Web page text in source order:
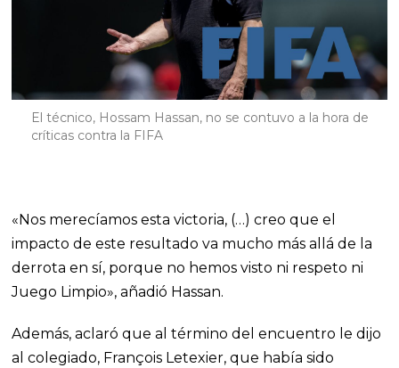
El técnico, Hossam Hassan, no se contuvo a la hora de
críticas contra la FIFA
«Nos merecíamos esta victoria, (…) creo que el
impacto de este resultado va mucho más allá de la
derrota en sí, porque no hemos visto ni respeto ni
Juego Limpio», añadió Hassan.
Además, aclaró que al término del encuentro le dijo
al colegiado, François Letexier, que había sido